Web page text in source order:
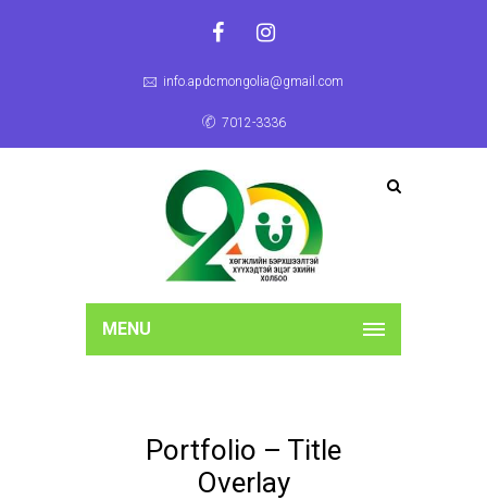
info.apdcmongolia@gmail.com
7012-3336
MENU
Portfolio – Title
Overlay